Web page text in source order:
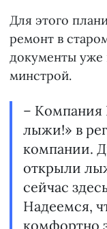
Для этого
ремонт в
документы уже
минстрой.
– Компания
лыжи!» в
компании.
открыли
сейчас
Надеемся,
комфортно